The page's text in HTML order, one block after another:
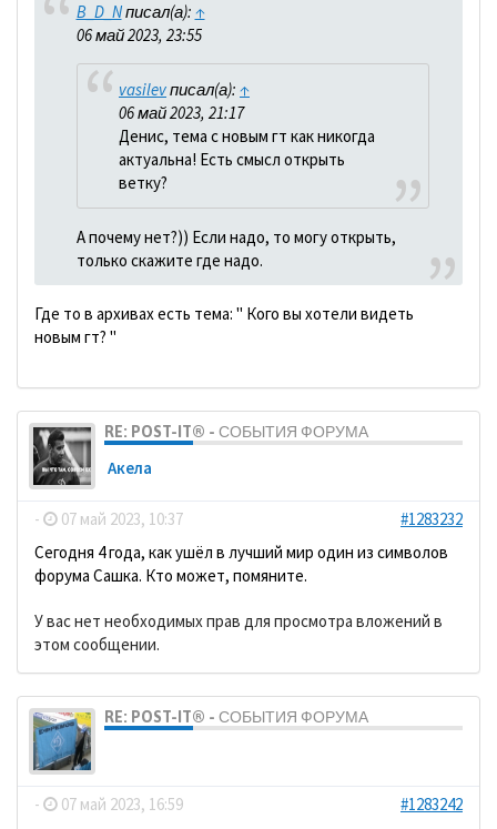
B_D_Nписал(а): ↑
06 май 2023, 23:55
vasilevписал(а): ↑
06 май 2023, 21:17
Денис, тема с новым гт как никогда
актуальна! Есть смысл открыть
ветку?
А почему нет?)) Если надо, то могу открыть,
только скажите где надо.
Где то в архивах есть тема: " Кого вы хотели видеть
новым гт? "
RE: POST-IT® - СОБЫТИЯ ФОРУМА
Акела
- 07 май 2023, 10:37
#1283232
Сегодня 4 года, как ушёл в лучший мир один из символов
форума Сашка. Кто может, помяните.
У вас нет необходимых прав для просмотра вложений в
этом сообщении.
RE: POST-IT® - СОБЫТИЯ ФОРУМА
- 07 май 2023, 16:59
#1283242